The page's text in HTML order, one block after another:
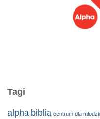
Tagi
alpha biblia centrum dla